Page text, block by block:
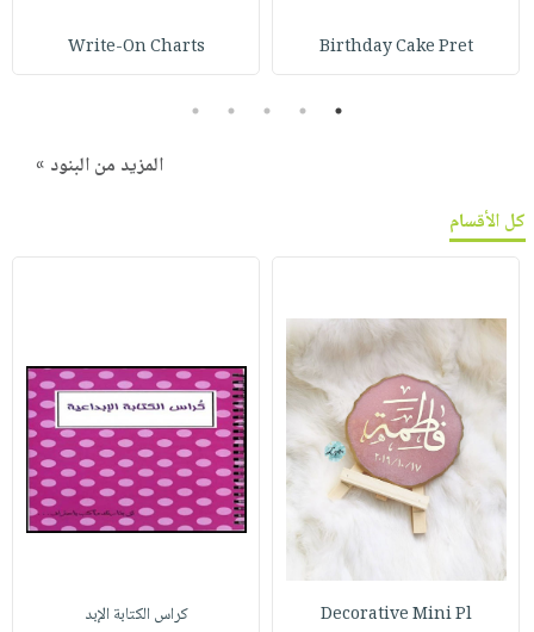
Birthday Cake Pret
Write-On Charts
1
2
3
4
5
المزيد من البنود »
كل الأقسام
Decorative Mini Pl كراس الكتابة الإبد